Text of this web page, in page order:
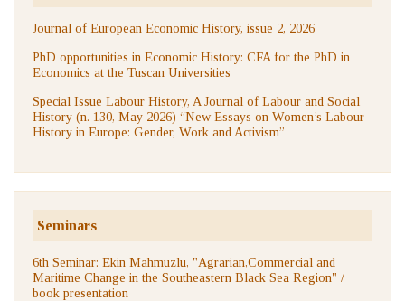
Journal of European Economic History, issue 2, 2026
PhD opportunities in Economic History: CFA for the PhD in
Economics at the Tuscan Universities
Special Issue Labour History, A Journal of Labour and Social
History (n. 130, May 2026) “New Essays on Women’s Labour
History in Europe: Gender, Work and Activism”
Seminars
6th Seminar: Ekin Mahmuzlu, "Agrarian,Commercial and
Maritime Change in the Southeastern Black Sea Region" /
book presentation